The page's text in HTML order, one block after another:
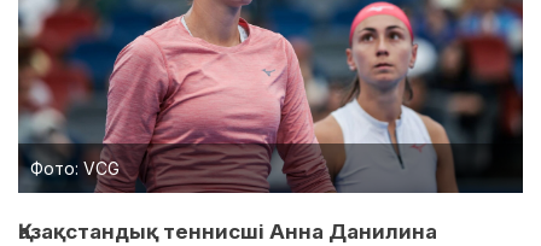
Фото: VCG
Қазақстандық теннисші Анна Данилина